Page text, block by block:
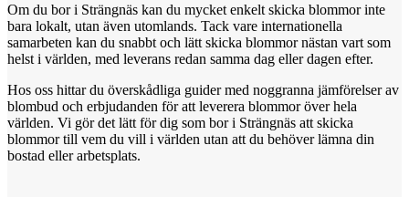
Om du bor i Strängnäs kan du mycket enkelt skicka blommor inte
bara lokalt, utan även utomlands. Tack vare internationella
samarbeten kan du snabbt och lätt skicka blommor nästan vart som
helst i världen, med leverans redan samma dag eller dagen efter.
Hos oss hittar du överskådliga guider med noggranna jämförelser av
blombud och erbjudanden för att leverera blommor över hela
världen. Vi gör det lätt för dig som bor i Strängnäs att skicka
blommor till vem du vill i världen utan att du behöver lämna din
bostad eller arbetsplats.